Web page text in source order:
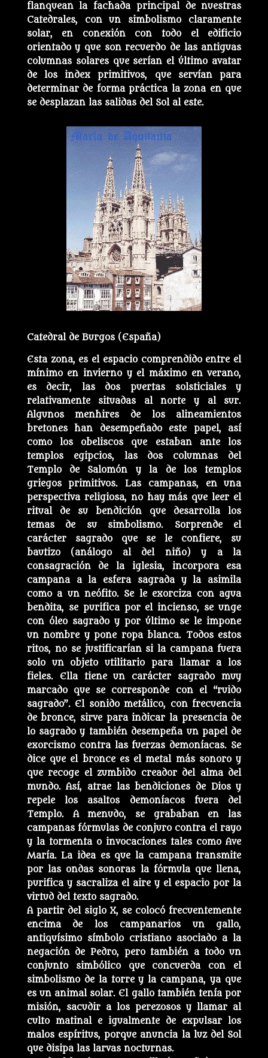
flanquean la fachada principal de nuestras
Catedrales, con un simbolismo claramente
solar, en conexión con todo el edificio
orientado y que son recuerdo de las antiguas
columnas solares que serían el último avatar
de los index primitivos, que servían para
determinar de forma práctica la zona en que
se desplazan las salidas del Sol al este.
Catedral de Burgos (España)
Esta zona, es el espacio comprendido entre el
mínimo en invierno y el máximo en verano,
es decir, las dos puertas solsticiales y
relativamente situadas al norte y al sur.
Algunos menhires de los alineamientos
bretones han desempeñado este papel, así
como los obeliscos que estaban ante los
templos egipcios, las dos columnas del
Templo de Salomón y la de los templos
griegos primitivos. Las campanas, en una
perspectiva religiosa, no hay más que leer el
ritual de su bendición que desarrolla los
temas de su simbolismo. Sorprende el
carácter sagrado que se le confiere, su
bautizo (análogo al del niño) y a la
consagración de la iglesia, incorpora esa
campana a la esfera sagrada y la asimila
como a un neófito. Se le exorciza con agua
bendita, se purifica por el incienso, se unge
con óleo sagrado y por último se le impone
un nombre y pone ropa blanca. Todos estos
ritos, no se justificarían si la campana fuera
solo un objeto utilitario para llamar a los
fieles. Ella tiene un carácter sagrado muy
marcado que se corresponde con el “ruido
sagrado”. El sonido metálico, con frecuencia
de bronce, sirve para indicar la presencia de
lo sagrado y también desempeña un papel de
exorcismo contra las fuerzas demoníacas. Se
dice que el bronce es el metal más sonoro y
que recoge el zumbido creador del alma del
mundo. Así, atrae las bendiciones de Dios y
repele los asaltos demoníacos fuera del
Templo. A menudo, se grababan en las
campanas fórmulas de conjuro contra el rayo
y la tormenta o invocaciones tales como Ave
María. La idea es que la campana transmite
por las ondas sonoras la fórmula que llena,
purifica y sacraliza el aire y el espacio por la
virtud del texto sagrado.
A partir del siglo X, se colocó frecuentemente
encima de los campanarios un gallo,
antiquísimo símbolo cristiano asociado a la
negación de Pedro, pero también a todo un
conjunto simbólico que concuerda con el
simbolismo de la torre y la campana, ya que
es un animal solar. El gallo también tenía por
misión, sacudir a los perezosos y llamar al
culto matinal e igualmente de expulsar los
malos espíritus, porque anuncia la luz del Sol
que disipa las larvas nocturnas.